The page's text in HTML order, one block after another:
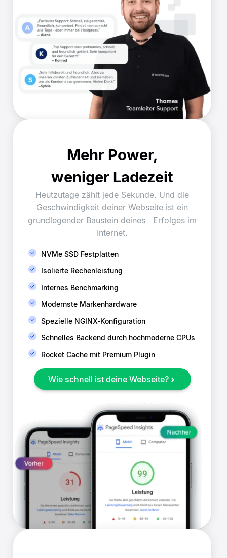
Mehr Power,
weniger Ladezeit
Heutzutage zählt jede Sekunde. Und die
Geschwindigkeit deiner Webseite ist ein
grundlegender Baustein deines Erfolges im
Internet.
NVMe SSD Festplatten
Isolierte Rechenleistung
Internes Benchmarking
Modernste Markenhardware
Spezielle NGINX-Konfiguration
Schnelles Backend durch hochmoderne CPUs
Rocket Cache mit Premium Plugin
Wie schnell ist deine Webseite?